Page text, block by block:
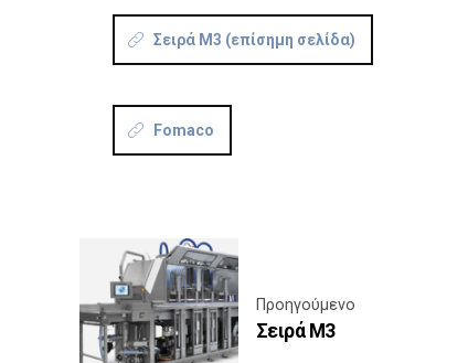
Σειρά M3 (επίσημη σελίδα)
Fomaco
Προηγούμενο
Σειρά M3